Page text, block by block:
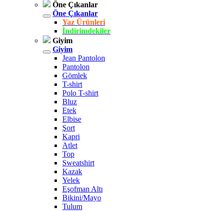
Öne Çıkanlar
Öne Çıkanlar
Yaz Ürünleri
İndirimdekiler
Giyim
Giyim
Jean Pantolon
Pantolon
Gömlek
T-shirt
Polo T-shirt
Bluz
Etek
Elbise
Şort
Kapri
Atlet
Top
Sweatshirt
Kazak
Yelek
Eşofman Altı
Bikini/Mayo
Tulum